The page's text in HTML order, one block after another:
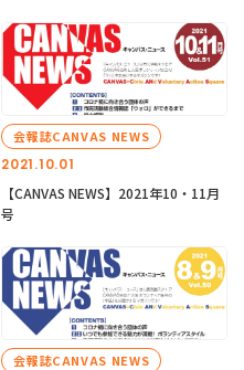
2021.10.01
会報誌CANVAS NEWS
【CANVAS NEWS】2021年10・11月
号
会報誌CANVAS NEWS